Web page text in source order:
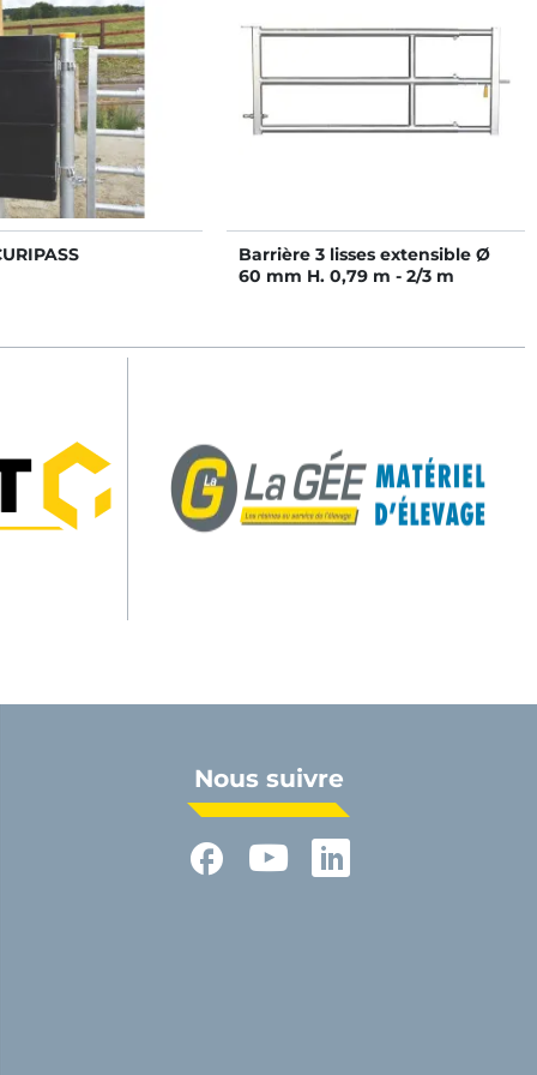
Barrière 3 lisses extensible Ø
60 mm H. 0,79 m - 2/3 m
Nous suivre